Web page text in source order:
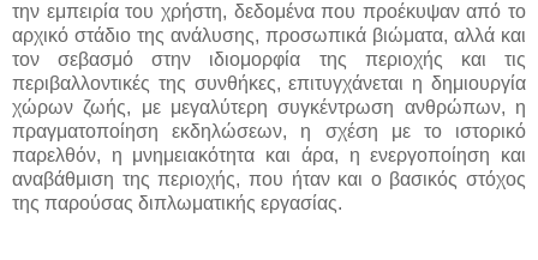
την εμπειρία του χρήστη, δεδομένα που προέκυψαν από το
αρχικό στάδιο της ανάλυσης, προσωπικά βιώματα, αλλά και
τον σεβασμό στην ιδιομορφία της περιοχής και τις
περιβαλλοντικές της συνθήκες, επιτυγχάνεται η δημιουργία
χώρων ζωής, με μεγαλύτερη συγκέντρωση ανθρώπων, η
πραγματοποίηση εκδηλώσεων, η σχέση με το ιστορικό
παρελθόν, η μνημειακότητα και άρα, η ενεργοποίηση και
αναβάθμιση της περιοχής, που ήταν και ο βασικός στόχος
της παρούσας διπλωματικής εργασίας.